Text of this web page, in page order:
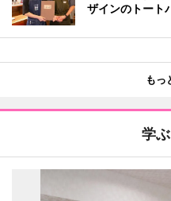
ザインのトート
もっ
学